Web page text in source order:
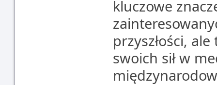
kluczowe
przyszłości,
swoich sił w